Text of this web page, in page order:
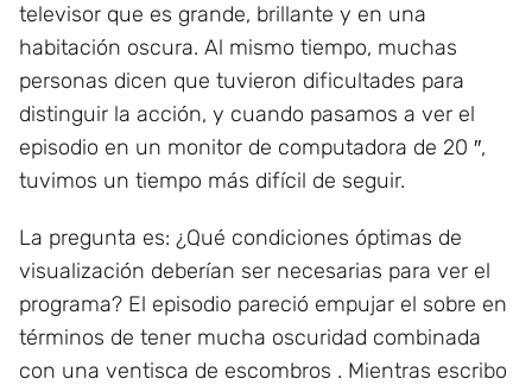
televisor que es grande, brillante y en una
habitación oscura. Al mismo tiempo, muchas
personas dicen que tuvieron dificultades para
distinguir la acción, y cuando pasamos a ver el
episodio en un monitor de computadora de 20 ″,
tuvimos un tiempo más difícil de seguir.
La pregunta es: ¿Qué condiciones óptimas de
visualización deberían ser necesarias para ver el
programa? El episodio pareció empujar el sobre en
términos de tener mucha oscuridad combinada
con una ventisca de escombros . Mientras escribo